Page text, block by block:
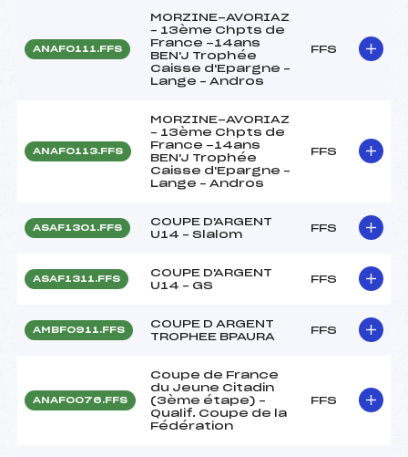
ANAF0111.FFS
MORZINE-AVORIAZ
– 13ème Chpts de
France -14ans
BEN'J Trophée
Caisse d'Epargne –
Lange – Andros
FFS
ANAF0113.FFS
MORZINE-AVORIAZ
– 13ème Chpts de
France -14ans
BEN'J Trophée
Caisse d'Epargne –
Lange – Andros
FFS
ASAF1301.FFS
COUPE D'ARGENT
U14 – Slalom
FFS
ASAF1311.FFS
COUPE D'ARGENT
U14 – GS
FFS
AMBF0911.FFS
COUPE D ARGENT
TROPHEE BPAURA
FFS
ANAF0076.FFS
Coupe de France
du Jeune Citadin
(3ème étape) –
Qualif. Coupe de la
Fédération
FFS